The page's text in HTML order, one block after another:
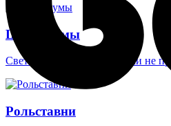
Шлагбаумы
Светоотражающие наклейки не
Рольставни